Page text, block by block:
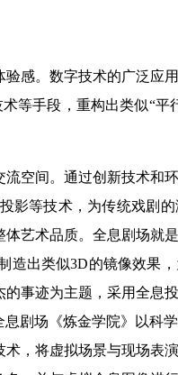
感。数字技术的广泛应
等手段，重构出类似“平
空间。通过创新技术和
影等技术，为传统戏剧
艺术品质。全息剧场就
出类似3D的镜像效果
事迹为主题，采用全息
剧场《炼金学院》以科
，将虚拟场景与现场表